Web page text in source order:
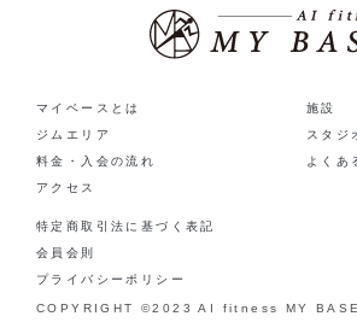
マイベースとは
施設
ジムエリア
スタジ
料金・入会の流れ
よくあ
アクセス
特定商取引法に基づく表記
会員会則
プライバシーポリシー
COPYRIGHT ©2023 AI fitness MY BASE